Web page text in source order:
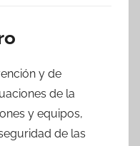
y de
de la
y equipos,
de las